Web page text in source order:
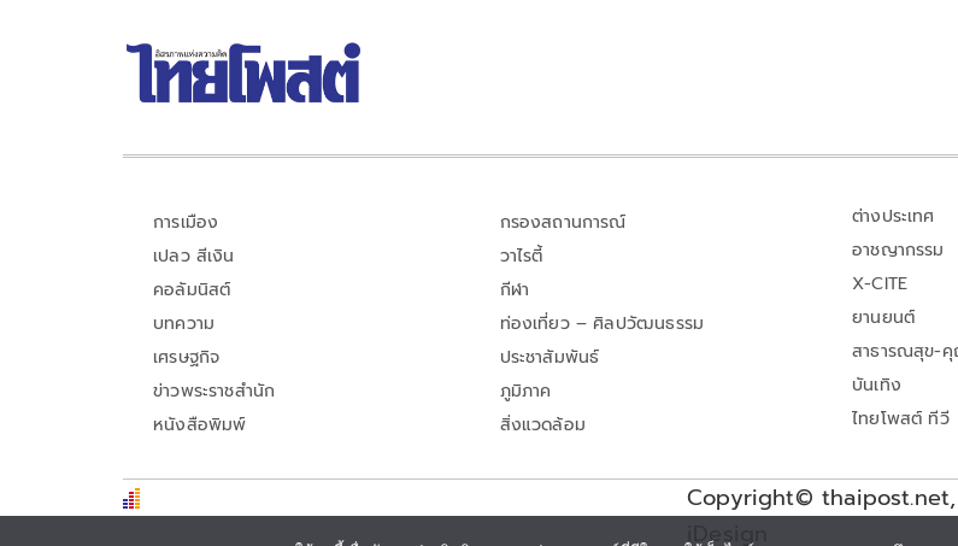
การเมือง
เปลว สีเงิน
คอลัมนิสต์
บทความ
เศรษฐกิจ
ข่าวพระราชสำนัก
หนังสือพิมพ์
กรองสถานการณ์
วาไรตี้
กีฬา
ท่องเที่ยว – ศิลปวัฒนธรรม
ประชาสัมพันธ์
ภูมิภาค
สิ่งแวดล้อม
ต่างประเทศ
อาชญากรรม
X-CITE
ยานยนต์
สาธารณสุข-
บันเทิง
ไทยโพสต์ ทีวี
Copyright©
iDesign